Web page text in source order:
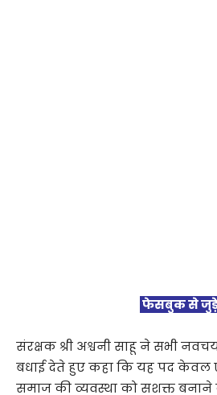
फेसबुक से
संरक्षक श्री अश्वनी साहू ने सभी
बधाई देते हुए कहा कि यह पद केवल
समाज की व्यवस्था को सशक्त बनाने